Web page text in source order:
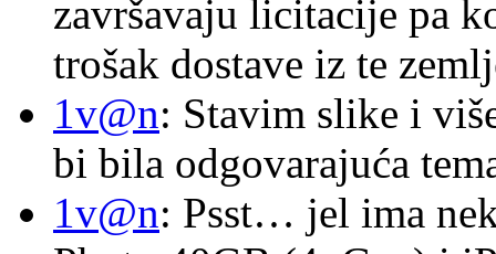
završavaju licitacije pa
trošak dostave iz te
1v@n: Stavim slike i
bi bila odgovarajuća
1v@n: Psst… jel ima